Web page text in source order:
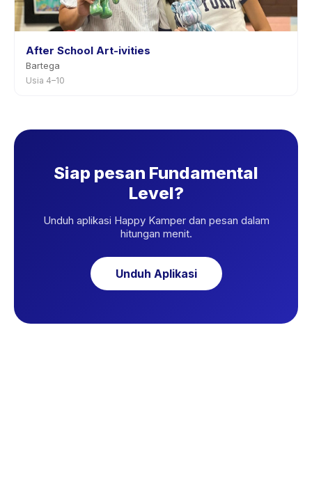
After School Art-ivities
Bartega
Usia 4–10
Siap pesan Fundamental
Level?
Unduh aplikasi Happy Kamper dan pesan dalam
hitungan menit.
Unduh Aplikasi